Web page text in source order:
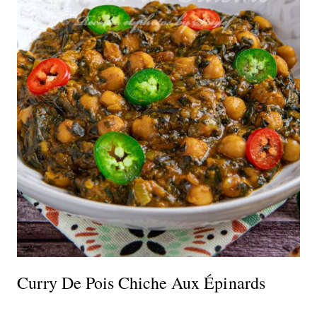
Curry De Pois Chiche Aux Épinards